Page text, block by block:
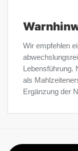
Wir empfehlen
als
Ergänzung der